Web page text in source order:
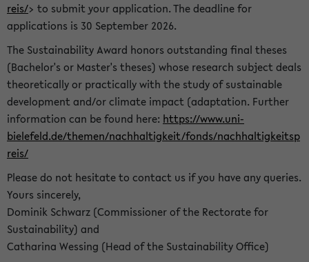
reis/> to submit your application. The deadline for
applications is 30 September 2026.
The Sustainability Award honors outstanding final theses
(Bachelor's or Master's theses) whose research subject deals
theoretically or practically with the study of sustainable
development and/or climate impact (adaptation. Further
information can be found here: https://www.uni-
bielefeld.de/themen/nachhaltigkeit/fonds/nachhaltigkeitsp
reis/
Please do not hesitate to contact us if you have any queries.
Yours sincerely,
Dominik Schwarz (Commissioner of the Rectorate for
Sustainability) and
Catharina Wessing (Head of the Sustainability Office)